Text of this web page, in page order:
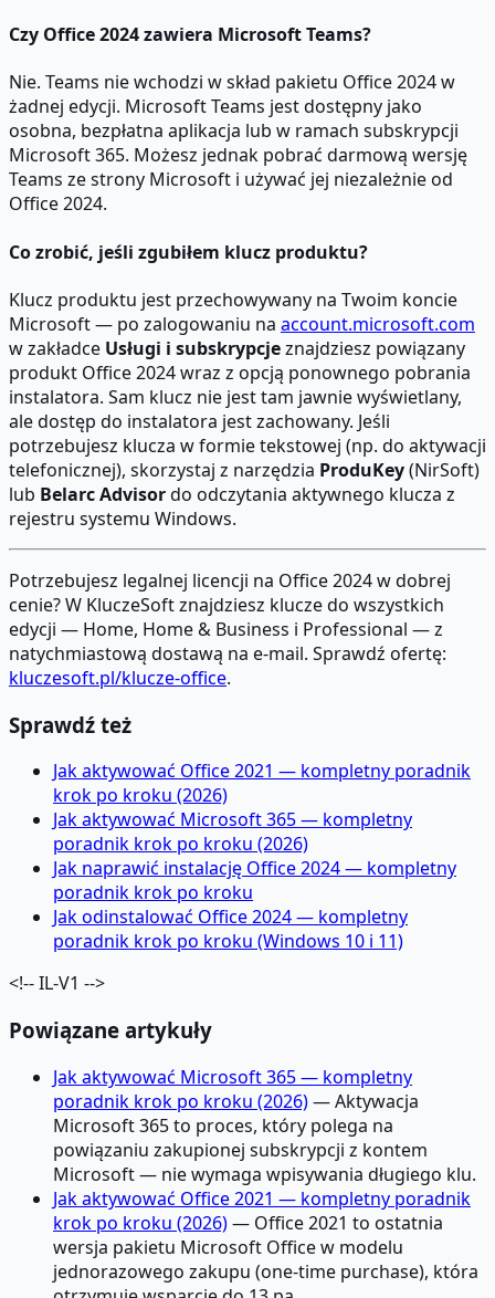
Czy Office 2024 zawiera Microsoft Teams?
Nie. Teams nie wchodzi w skład pakietu Office 2024 w
żadnej edycji. Microsoft Teams jest dostępny jako
osobna, bezpłatna aplikacja lub w ramach subskrypcji
Microsoft 365. Możesz jednak pobrać darmową wersję
Teams ze strony Microsoft i używać jej niezależnie od
Office 2024.
Co zrobić, jeśli zgubiłem klucz produktu?
Klucz produktu jest przechowywany na Twoim koncie
Microsoft — po zalogowaniu na account.microsoft.com
w zakładce Usługi i subskrypcjeznajdziesz powiązany
produkt Office 2024 wraz z opcją ponownego pobrania
instalatora. Sam klucz nie jest tam jawnie wyświetlany,
ale dostęp do instalatora jest zachowany. Jeśli
potrzebujesz klucza w formie tekstowej (np. do aktywacji
telefonicznej), skorzystaj z narzędzia ProduKey(NirSoft)
lub Belarc Advisordo odczytania aktywnego klucza z
rejestru systemu Windows.
Potrzebujesz legalnej licencji na Office 2024 w dobrej
cenie? W KluczeSoft znajdziesz klucze do wszystkich
edycji — Home, Home & Business i Professional — z
natychmiastową dostawą na e-mail. Sprawdź ofertę:
kluczesoft.pl/klucze-office.
Sprawdź też
Jak aktywować Office 2021 — kompletny poradnik
krok po kroku (2026)
Jak aktywować Microsoft 365 — kompletny
poradnik krok po kroku (2026)
Jak naprawić instalację Office 2024 — kompletny
poradnik krok po kroku
Jak odinstalować Office 2024 — kompletny
poradnik krok po kroku (Windows 10 i 11)
<!-- IL-V1 -->
Powiązane artykuły
Jak aktywować Microsoft 365 — kompletny
poradnik krok po kroku (2026)— Aktywacja
Microsoft 365 to proces, który polega na
powiązaniu zakupionej subskrypcji z kontem
Microsoft — nie wymaga wpisywania długiego klu.
Jak aktywować Office 2021 — kompletny poradnik
krok po kroku (2026)— Office 2021 to ostatnia
wersja pakietu Microsoft Office w modelu
jednorazowego zakupu (one-time purchase), która